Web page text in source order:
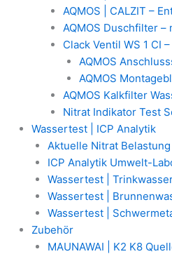
AQMOS | CALZIT –
AQMOS Duschfilter
Clack Ventil WS 1 CI
AQMOS
AQMOS
AQMOS Kalkfilter
Nitrat Indikator Test
Wassertest | ICP Analytik
Aktuelle Nitrat
ICP Analytik Umwelt-
Wassertest |
Wassertest |
Wassertest |
Zubehör
MAUNAWAI | K2 K8